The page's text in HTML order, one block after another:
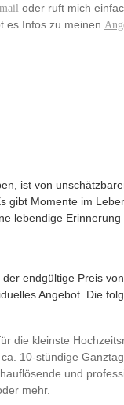
oder ruft mich
es Infos zu meinen
ist von
gibt Momente im
lebendige
endgültige Preis
Angebot. Die
die kleinste
10-stündige
und
mehr.